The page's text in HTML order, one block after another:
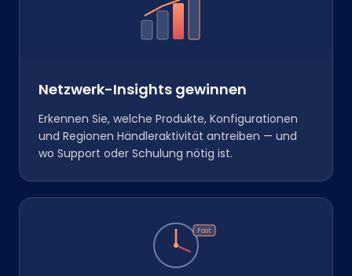
Netzwerk-Insights gewinnen
Erkennen Sie, welche Produkte, Konfigurationen
und Regionen Händleraktivität antreiben — und
wo Support oder Schulung nötig ist.
Fast